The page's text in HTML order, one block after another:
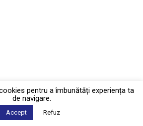
pentru a îmbunătăți experiența ta
de navigare.
Accept Refuz